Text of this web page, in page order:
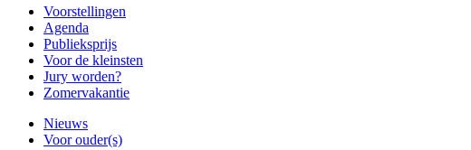
Voorstellingen
Agenda
Publieksprijs
Voor de kleinsten
Jury worden?
Zomervakantie
Nieuws
Voor ouder(s)